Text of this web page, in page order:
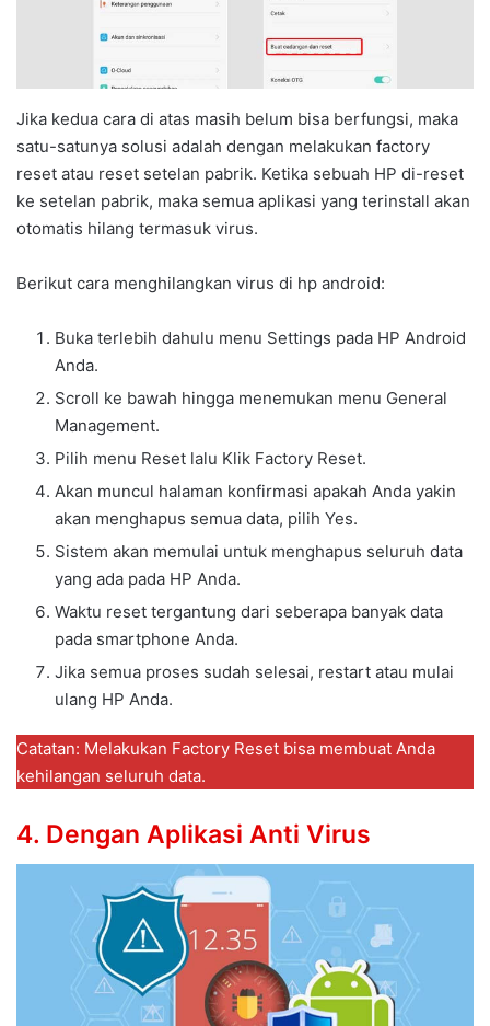
Jika kedua cara di atas masih belum bisa berfungsi, maka
satu-satunya solusi adalah dengan melakukan factory
reset atau reset setelan pabrik. Ketika sebuah HP di-reset
ke setelan pabrik, maka semua aplikasi yang terinstall akan
otomatis hilang termasuk virus.
Berikut cara menghilangkan virus di hp android:
Buka terlebih dahulu menu Settings pada HP Android
Anda.
Scroll ke bawah hingga menemukan menu General
Management.
Pilih menu Reset lalu Klik Factory Reset.
Akan muncul halaman konfirmasi apakah Anda yakin
akan menghapus semua data, pilih Yes.
Sistem akan memulai untuk menghapus seluruh data
yang ada pada HP Anda.
Waktu reset tergantung dari seberapa banyak data
pada smartphone Anda.
Jika semua proses sudah selesai, restart atau mulai
ulang HP Anda.
Catatan: Melakukan Factory Reset bisa membuat Anda
kehilangan seluruh data.
4. Dengan Aplikasi Anti Virus